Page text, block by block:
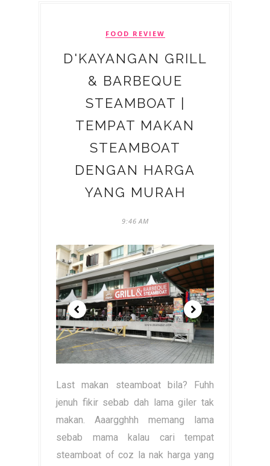
FOOD REVIEW
D'KAYANGAN GRILL
& BARBEQUE
STEAMBOAT |
TEMPAT MAKAN
STEAMBOAT
DENGAN HARGA
YANG MURAH
9:46 AM
Last makan steamboat bila? Fuhh
jenuh fikir sebab dah lama giler tak
makan. Aaargghhh memang lama
sebab mama kalau cari tempat
steamboat of coz la nak harga yang